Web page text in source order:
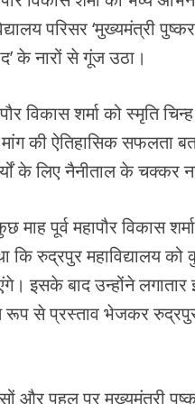
परिसर ‘मुख्यमंत्री
के नारों से गूंज उठा।
विकास शर्मा को स्मृति
की ऐतिहासिक सफलता
के लिए नैनीताल के चक्कर
माह पूर्व महापौर विकास
कि रुद्रपुर महाविद्यालय
इसके बाद उन्होंने
रूप से प्रस्ताव भेजकर
और पहल पर मुख्यमंत्री